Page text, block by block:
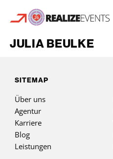
JULIA BEULKE
SITEMAP
Über uns
Agentur
Karriere
Blog
Leistungen